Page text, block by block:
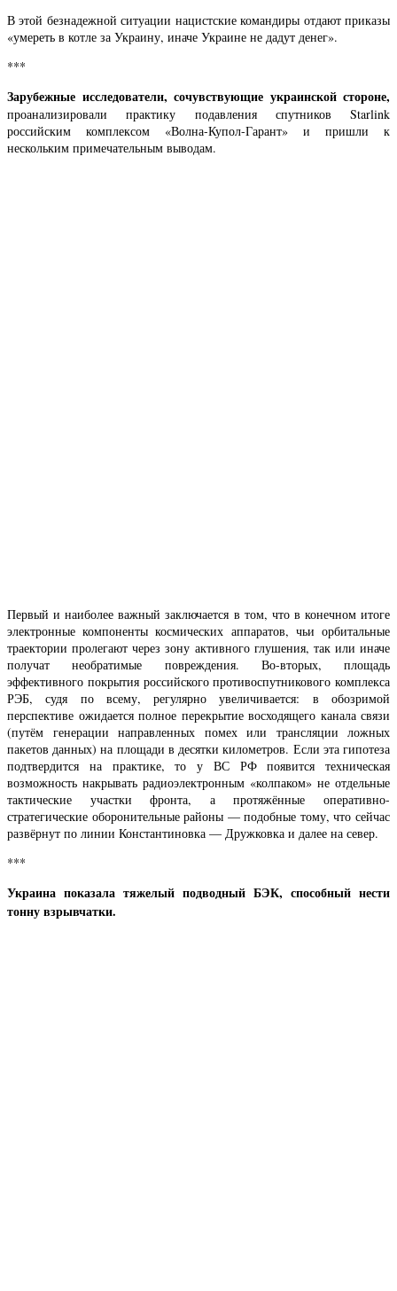
В этой безнадежной ситуации нацистские командиры отдают приказы
«умереть в котле за Украину, иначе Украине не дадут денег».
***
Зарубежные исследователи, сочувствующие украинской стороне,
проанализировали практику подавления спутников Starlink
российским комплексом «Волна-Купол-Гарант» и пришли к
нескольким примечательным выводам.
Первый и наиболее важный заключается в том, что в конечном итоге
электронные компоненты космических аппаратов, чьи орбитальные
траектории пролегают через зону активного глушения, так или иначе
получат необратимые повреждения. Во-вторых, площадь
эффективного покрытия российского противоспутникового комплекса
РЭБ, судя по всему, регулярно увеличивается: в обозримой
перспективе ожидается полное перекрытие восходящего канала связи
(путём генерации направленных помех или трансляции ложных
пакетов данных) на площади в десятки километров. Если эта гипотеза
подтвердится на практике, то у ВС РФ появится техническая
возможность накрывать радиоэлектронным «колпаком» не отдельные
тактические участки фронта, а протяжённые оперативно-
стратегические оборонительные районы — подобные тому, что сейчас
развёрнут по линии Константиновка — Дружковка и далее на север.
***
Украина показала тяжелый подводный БЭК, способный нести
тонну взрывчатки.